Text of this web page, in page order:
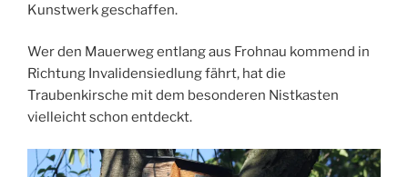
Kunstwerk geschaffen.
Wer den Mauerweg entlang aus Frohnau kommend in
Richtung Invalidensiedlung fährt, hat die
Traubenkirsche mit dem besonderen Nistkasten
vielleicht schon entdeckt.